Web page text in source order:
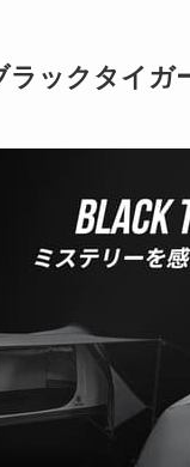
ックタイガ